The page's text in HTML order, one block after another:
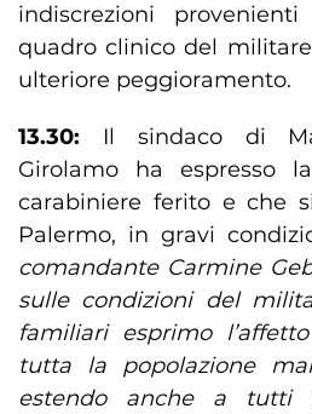
indiscrezioni
quadro clinico del
ulteriore peggioramento.
13.30: Il sindaco di
Girolamo ha espresso
carabiniere ferito e che
Palermo, in gravi
comandante Carmine
sulle condizioni del
familiari esprimo
tutta la popolazione
estendo anche a tutti